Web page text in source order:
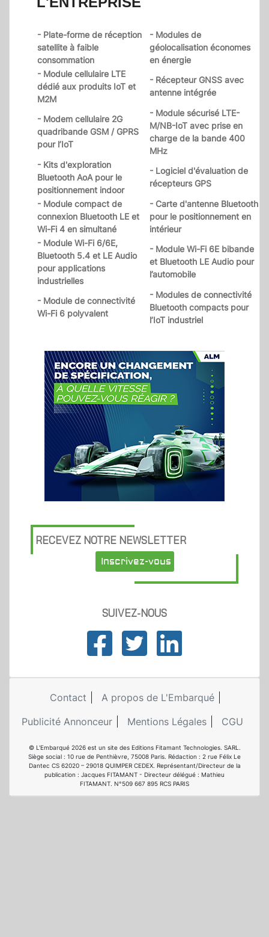
- Plate-forme de réception
satellite à faible
consommation
- Modules de
géolocalisation économes
en énergie
- Module cellulaire LTE
dédié aux produits IoT et
M2M
- Récepteur GNSS avec
antenne intégrée
- Modem cellulaire 2G
quadribande GSM / GPRS
pour l’IoT
- Module sécurisé LTE-
M/NB-IoT avec prise en
charge de la bande 400
MHz
- Kits d'exploration
Bluetooth AoA pour le
positionnement indoor
- Logiciel d'évaluation de
récepteurs GPS
- Module compact de
connexion Bluetooth LE et
Wi-Fi 4 en simultané
- Carte d'antenne Bluetooth
pour le positionnement en
intérieur
- Module Wi-Fi 6/6E,
Bluetooth 5.4 et LE Audio
pour applications
industrielles
- Module Wi-Fi 6E bibande
et Bluetooth LE Audio pour
l’automobile
- Module de connectivité
Wi-Fi 6 polyvalent
- Modules de connectivité
Bluetooth compacts pour
l’IoT industriel
RECEVEZ NOTRE NEWSLETTER
Inscrivez-vous
SUIVEZ-NOUS
Contact
A propos de L'Embarqué
Publicité Annonceur
Mentions Légales CGU
© L'Embarqué 2026 est un site des Editions Fitamant Technologies. SARL.
Siège social : 10 rue de Penthièvre, 75008 Paris. Rédaction : 2 rue Félix Le
Dantec CS 62020 – 29018 QUIMPER CEDEX. Représentant/Directeur de la
publication : Jacques FITAMANT - Directeur délégué : Mathieu
FITAMANT. N°509 667 895 RCS PARIS